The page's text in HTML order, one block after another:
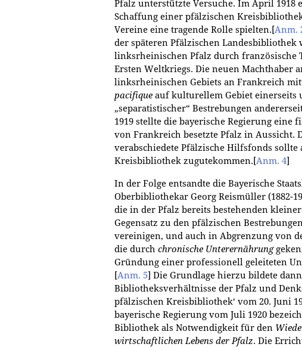
Pfalz unterstützte Versuche. Im April 1918
Schaffung einer pfälzischen
Vereine eine tragende Rolle spielten. Anm.
der späteren Pfälzischen Landesbibliothek
linksrheinischen Pfalz durch französische
Ersten Weltkriegs. Die neuen Machthaber
linksrheinischen Gebiets an Frankreich
pacifique auf kulturellem Gebiet einerseits
„separatistischer“ Bestrebungen
1919 stellte die bayerische Regierung
von Frankreich besetzte Pfalz in Aussicht.
verabschiedete Pfälzische Hilfsfonds sollte
Kreisbibliothek zugutekommen. Anm. 4]
In der Folge entsandte die Bayerische
Oberbibliothekar Georg Reismüller (1882-
die in der Pfalz bereits bestehenden
Gegensatz zu den pfälzischen
vereinigen, und auch in Abgrenzung von
die durch chronische Unterernährung
Gründung einer professionell geleiteten
[Anm. 5] Die Grundlage hierzu bildete
Bibliotheksverhältnisse der Pfalz und
pfälzischen Kreisbibliothek‘ vom 20. Juni
bayerische Regierung vom Juli 1920
Bibliothek als Notwendigkeit für den
wirtschaftlichen Lebens der Pfalz. Die